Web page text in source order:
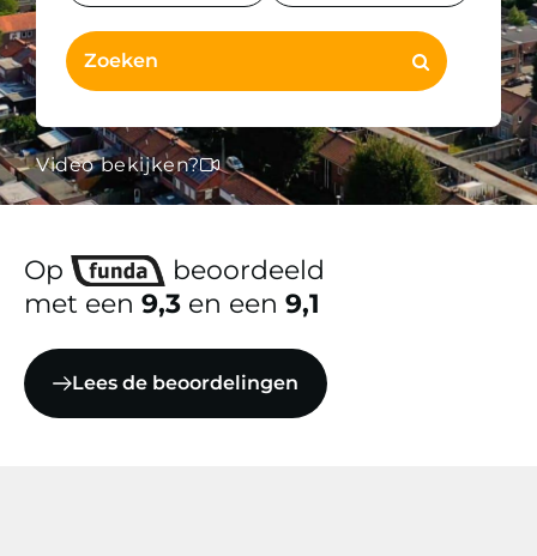
Video bekijken?
Op
beoordeeld
met een 9,3 en een 9,1
Lees de beoordelingen